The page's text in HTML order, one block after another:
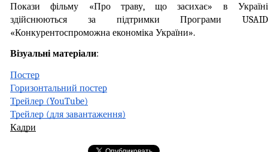
Покази фільму «Про траву, що засихає» в Україні
здійснюються за підтримки Програми USAID
«Конкурентоспроможна економіка України».
Візуальні матеріали:
Постер
Горизонтальний постер
Трейлер (YouTube)
Трейлер (для завантаження)
Кадри